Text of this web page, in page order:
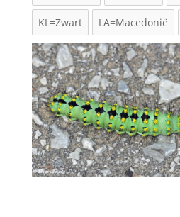
KL=Zwart LA=Macedonië